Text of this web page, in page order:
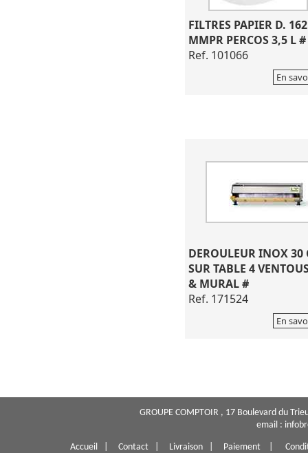
FILTRES PAPIER D. 162
MMPR PERCOS 3,5 L #
Ref. 101066
En
DEROULEUR INOX 30
SUR TABLE 4
& MURAL #
Ref. 171524
En
GROUPE COMPTOIR , 17 Boulevard du
email :
Accueil Contact Livraison Paiement